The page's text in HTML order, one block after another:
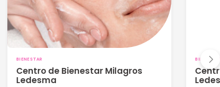
BIENESTAR
Centro de Bienestar Milagros
Ledesma